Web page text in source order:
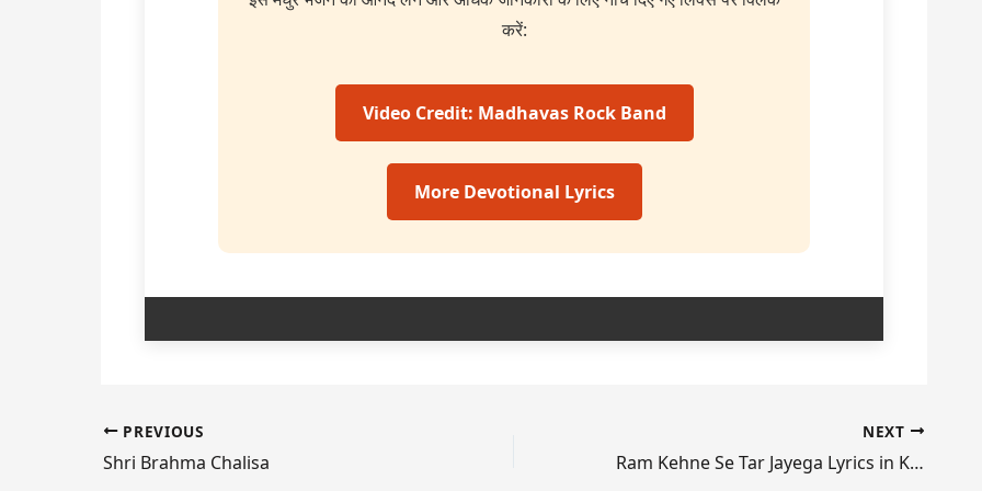
करें:
Video Credit: Madhavas Rock Band
More Devotional Lyrics
PREVIOUS
Shri Brahma Chalisa
NEXT
Ram Kehne Se Tar Jayega Lyrics in Kannada, English & Hindi